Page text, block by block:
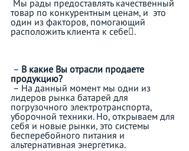
товар по конкурентным ценам, и  это
один из факторов, помогающий
расположить клиента к себе.
– В какие Вы отрасли продаете
продукцию?
лидеров рынка батарей для
погрузочного электротранспорта,
уборочной техники. Но, открываем для
себя и новые рынки, это системы
бесперебойного питания и
альтернативная энергетика.